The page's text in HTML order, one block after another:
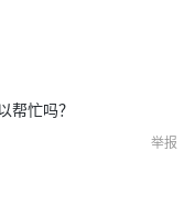
帮忙吗？
举报